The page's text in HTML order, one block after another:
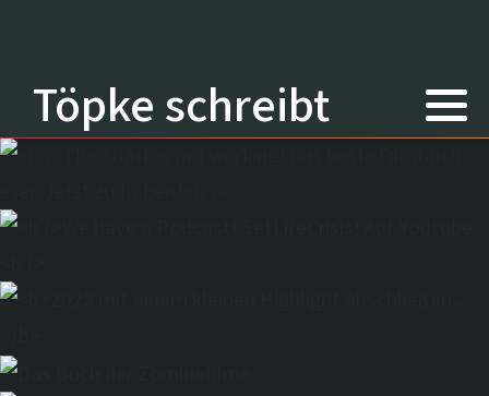
Töpke schreibt